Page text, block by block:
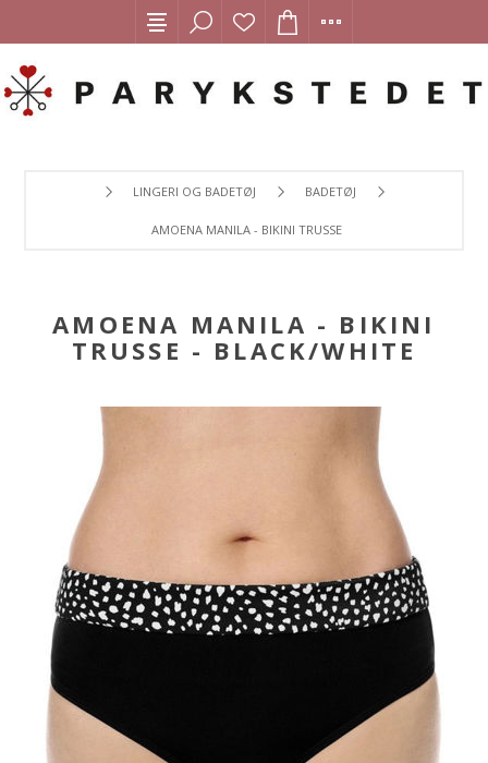
LINGERI OG BADETØJ BADETØJ
AMOENA MANILA - BIKINI TRUSSE - BLACK/WHITE
AMOENA MANILA - BIKINI
TRUSSE - BLACK/WHITE